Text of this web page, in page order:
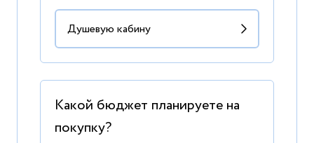
Какой бюджет планируете на
покупку?